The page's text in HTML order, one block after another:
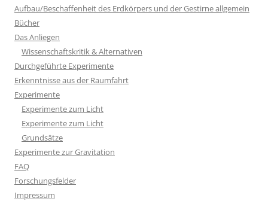
Aufbau/Beschaffenheit des Erdkörpers und der Gestirne allgemein
Bücher
Das Anliegen
Wissenschaftskritik & Alternativen
Durchgeführte Experimente
Erkenntnisse aus der Raumfahrt
Experimente
Experimente zum Licht
Experimente zum Licht
Grundsätze
Experimente zur Gravitation
FAQ
Forschungsfelder
Impressum